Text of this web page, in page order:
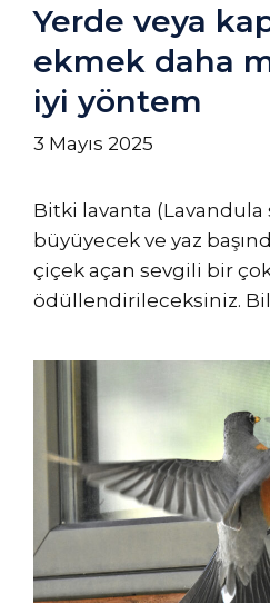
Yerde veya
ekmek daha
iyi yöntem
3 Mayıs 2025
Bitki lavanta (Lavandula
büyüyecek ve yaz
çiçek açan sevgili bir çok
ödüllendirileceksiniz.